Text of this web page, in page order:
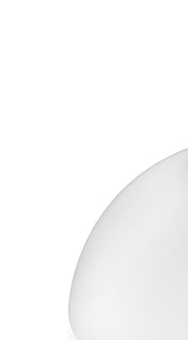
Signia Active Mini IX -
De Signia Active Mini IX is het